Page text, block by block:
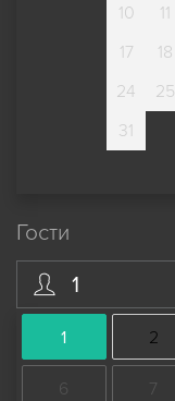
10
11
17
18
24
25
31
Гости
1
1 2
6 7